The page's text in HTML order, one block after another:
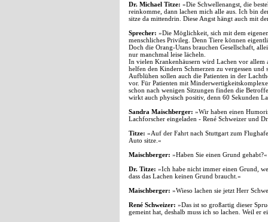
Dr. Michael Titze: »Die Schwellenangst, die
reinkomme, dann lachen mich alle aus. Ich bin
sitze da mittendrin. Diese Angst hängt auch mit
Sprecher: »Die Möglichkeit, sich mit dem
menschliches Privileg. Denn Tiere können
Doch die Orang-Utans brauchen Gesellschaft,
nur manchmal leise lächeln.
In vielen Krankenhäusern wird Lachen vor allem
helfen den Kindern Schmerzen zu vergessen
Aufblühen sollen auch die Patienten in der
vor. Für Patienten mit
schon nach wenigen Sitzungen finden die
wirkt auch physisch positiv, denn 60 Sekunden
Sandra Maischberger: »Wir haben einen
Lachforscher eingeladen - René Schweizer und
Titze: »Auf der Fahrt nach Stuttgart zum
Auto sitze.«
Maischberger: »Haben Sie einen Grund gehabt?«
Dr. Titze: »Ich habe nicht immer einen Grund,
dass das Lachen keinen Grund braucht.«
Maischberger: »Wieso lachen sie jetzt Herr
René Schweizer: »Das ist so großartig dieser
gemeint hat, deshalb muss ich so lachen. Weil er